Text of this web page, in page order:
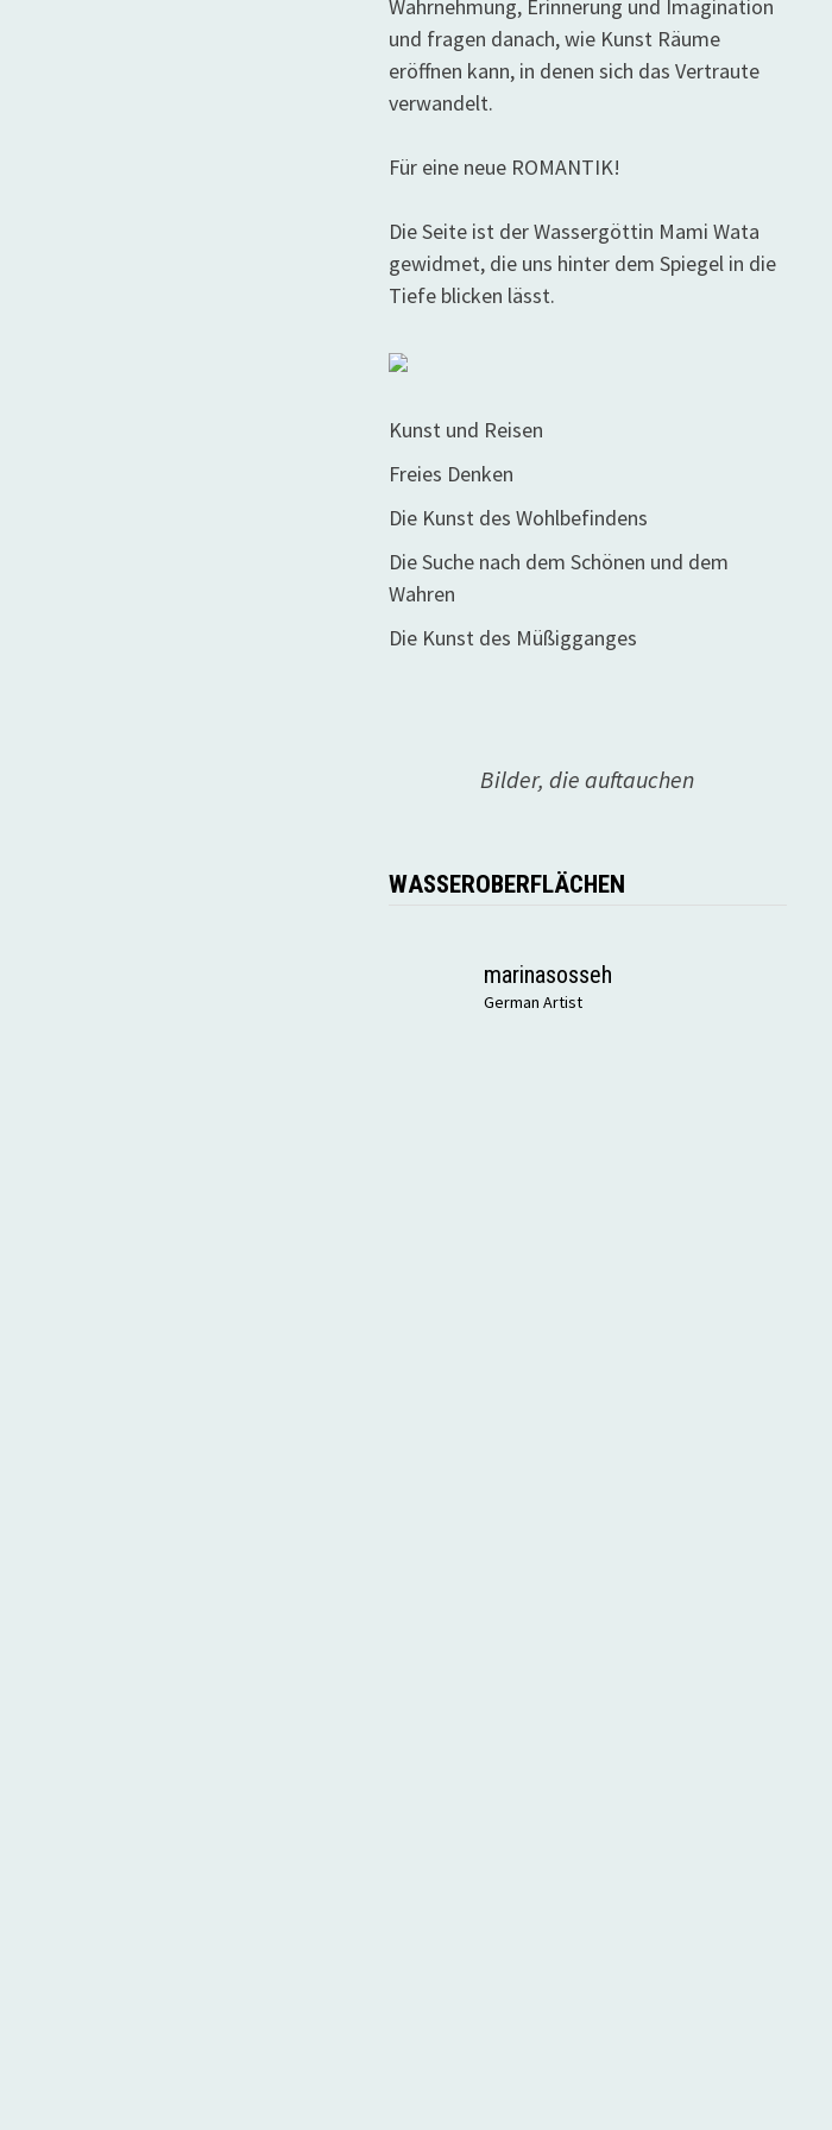
Wahrnehmung, Erinnerung und Imagination
und fragen danach, wie Kunst Räume
eröffnen kann, in denen sich das Vertraute
verwandelt.
Für eine neue ROMANTIK!
Die Seite ist der Wassergöttin Mami Wata
gewidmet, die uns hinter dem Spiegel in die
Tiefe blicken lässt.
Kunst und Reisen
Freies Denken
Die Kunst des Wohlbefindens
Die Suche nach dem Schönen und dem
Wahren
Die Kunst des Müßigganges
Bilder, die auftauchen
WASSEROBERFLÄCHEN
marinasosseh
German Artist